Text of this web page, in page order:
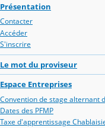
Présentation
Contacter
Accéder
S'inscrire
Le mot du proviseur
Espace Entreprises
Convention de stage alternant
Dates des PFMP
Taxe d'apprentissage